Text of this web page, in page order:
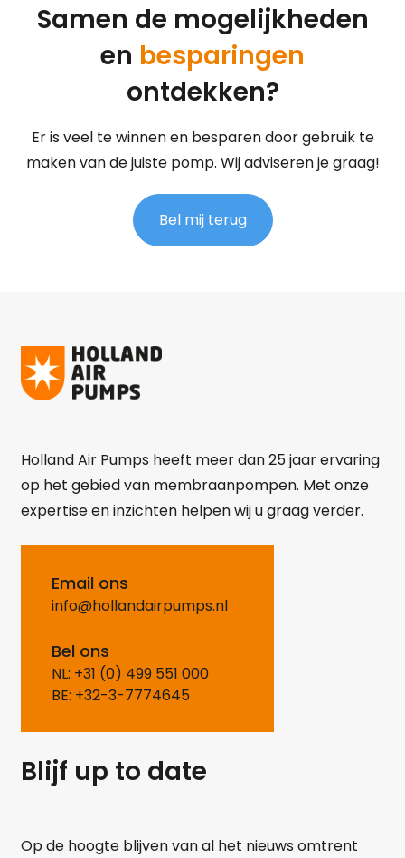
Samen de mogelijkheden
en besparingen
ontdekken?
Er is veel te winnen en besparen door gebruik te
maken van de juiste pomp. Wij adviseren je graag!
Bel mij terug
Holland Air Pumps heeft meer dan 25 jaar ervaring
op het gebied van membraanpompen. Met onze
expertise en inzichten helpen wij u graag verder.
Email ons
info@hollandairpumps.nl
Bel ons
NL: +31 (0) 499 551 000
BE: +32-3-7774645
Blijf up to date
Op de hoogte blijven van al het nieuws omtrent